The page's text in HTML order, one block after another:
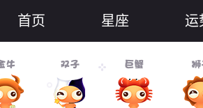
首页 星座 运